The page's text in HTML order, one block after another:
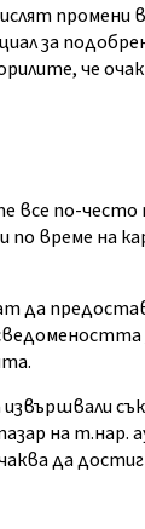
промени
за
че
все по-често
време на
да
извършвали
на
да